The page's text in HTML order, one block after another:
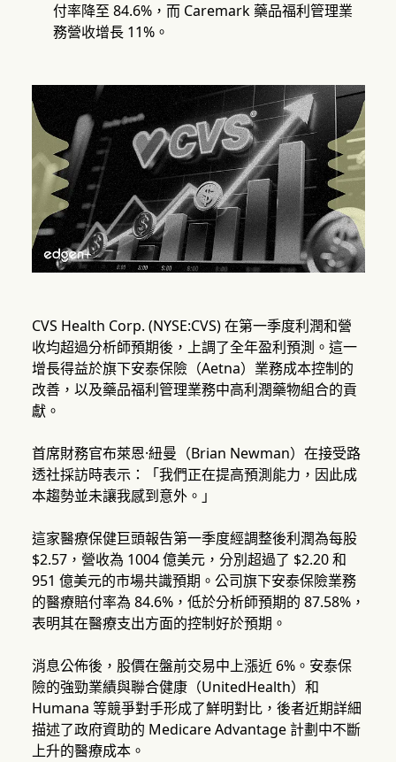
付率降至 84.6%，而 Caremark 藥品福利管理業
務營收增長 11%。
CVS Health Corp. (NYSE:CVS) 在第一季度利潤和營
收均超過分析師預期後，上調了全年盈利預測。這一
增長得益於旗下安泰保險（Aetna）業務成本控制的
改善，以及藥品福利管理業務中高利潤藥物組合的貢
獻。
首席財務官布萊恩·紐曼（Brian Newman）在接受路
透社採訪時表示：「我們正在提高預測能力，因此成
本趨勢並未讓我感到意外。」
這家醫療保健巨頭報告第一季度經調整後利潤為每股
$2.57，營收為 1004 億美元，分別超過了 $2.20 和
951 億美元的市場共識預期。公司旗下安泰保險業務
的醫療賠付率為 84.6%，低於分析師預期的 87.58%，
表明其在醫療支出方面的控制好於預期。
消息公佈後，股價在盤前交易中上漲近 6%。安泰保
險的強勁業績與聯合健康（UnitedHealth）和
Humana 等競爭對手形成了鮮明對比，後者近期詳細
描述了政府資助的 Medicare Advantage 計劃中不斷
上升的醫療成本。